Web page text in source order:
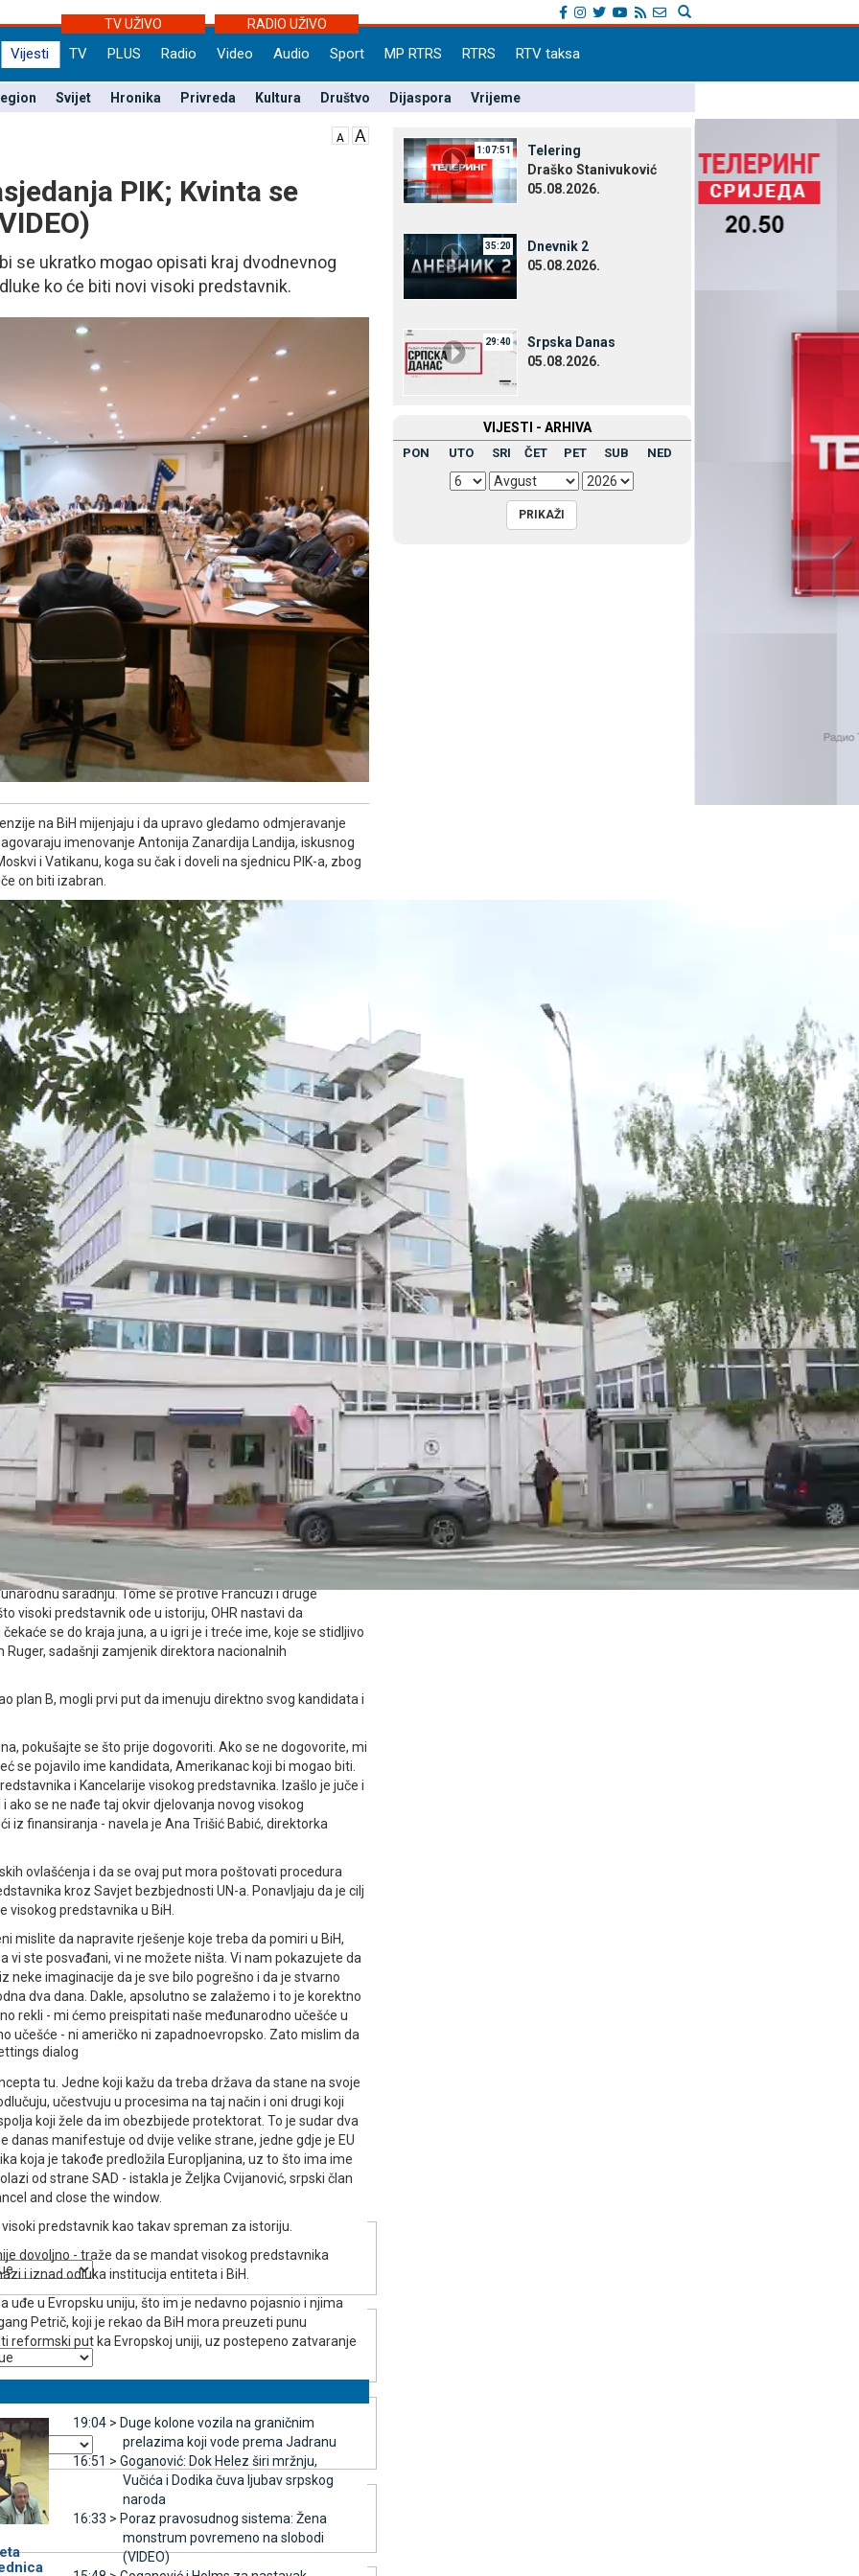
TV UŽIVO
RADIO UŽIVO
Vijesti TV PLUS Radio Video Audio Sport MP RTRS RTRS RTV taksa
Svijet Hronika Privreda Kultura Društvo Dijaspora Vrijeme
PIK; Kvinta se
se ukratko mogao opisati kraj dvodnevnog
ko će biti novi visoki predstavnik.
na BiH mijenjaju i da upravo gledamo odmjeravanje
imenovanje Antonija Zanardija Landija, iskusnog
i Vatikanu, koga su čak i doveli na sjednicu PIK-a, zbog
on biti izabran.
dialog
and close the window.
stoji Evropska unija, prije svih Francuska, Njemačka i Velika
državni sekretar, Marko Rubio potvrdio je ispred
u BiH kojeg ćemo podržati. Riječ je o gospodinu iz Italije
u pomaganju da se obezbijedi određena stabilnost na toj
sekretar.
da se oslobađa tutorstva i u naredne dvije godine ide ka
BiH više ne bira, rekla je gostujući u emisiji Pečat, Ana
saradnju. Tome se protive Francuzi i druge
visoki predstavnik ode u istoriju, OHR nastavi da
se do kraja juna, a u igri je i treće ime, koje se stidljivo
sadašnji zamjenik direktora nacionalnih
plan B, mogli prvi put da imenuju direktno svog kandidata i
pokušajte se što prije dogovoriti. Ako se ne dogovorite, mi
se pojavilo ime kandidata, Amerikanac koji bi mogao biti.
i Kancelarije visokog predstavnika. Izašlo je juče i
ako se ne nađe taj okvir djelovanja novog visokog
iz finansiranja - navela je Ana Trišić Babić, direktorka
ovlašćenja i da se ovaj put mora poštovati procedura
kroz Savjet bezbjednosti UN-a. Ponavljaju da je cilj
visokog predstavnika u BiH.
mislite da napravite rješenje koje treba da pomiri u BiH,
vi ste posvađani, vi ne možete ništa. Vi nam pokazujete da
neke imaginacije da je sve bilo pogrešno i da je stvarno
dva dana. Dakle, apsolutno se zalažemo i to je korektno
rekli - mi ćemo preispitati naše međunarodno učešće u
učešće - ni američko ni zapadnoevropsko. Zato mislim da
tu. Јedne koji kažu da treba država da stane na svoje
učestvuju u procesima na taj način i oni drugi koji
koji žele da im obezbijede protektorat. To je sudar dva
danas manifestuje od dvije velike strane, jedne gdje je EU
koja je takođe predložila Europljanina, uz to što ima ime
od strane SAD - istakla je Željka Cvijanović, srpski član
predstavnik kao takav spreman za istoriju.
dovoljno - traže da se mandat visokog predstavnika
i iznad odluka institucija entiteta i BiH.
uđe u Evropsku uniju, što im je nedavno pojasnio i njima
Petrič, koji je rekao da BiH mora preuzeti punu
reformski put ka Evropskoj uniji, uz postepeno zatvaranje
19:04 > Duge kolone vozila na graničnim
prelazima koji vode prema Јadranu
16:51 > Goganović: Dok Helez širi mržnju,
Vučića i Dodika čuva ljubav srpskog
naroda
16:33 > Poraz pravosudnog sistema: Žena
monstrum povremeno na slobodi
(VIDEO)
1:07:51
Telering
Draško Stanivuković
05.08.2026.
35:20
Dnevnik 2
05.08.2026.
29:40
Srpska Danas
05.08.2026.
VIЈESTI - ARHIVA
PON UTO SRI ČET PET SUB NED